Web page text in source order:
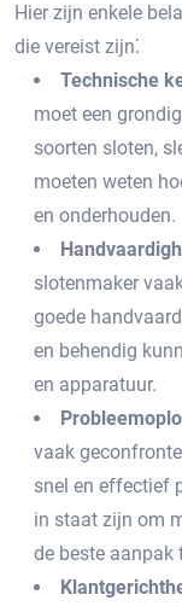
Hier zijn enkele
die vereist zijn⁚
Technische
moet een
soorten sloten,
moeten weten
en onderhouden.​
slotenmaker
goede
en behendig
en apparatuur.
vaak
snel en effectief
in staat zijn om
de beste aanpak